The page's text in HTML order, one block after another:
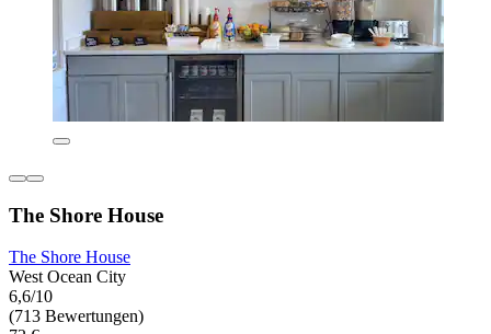
The Shore House
The Shore House
West Ocean City
6,6/10
(713 Bewertungen)